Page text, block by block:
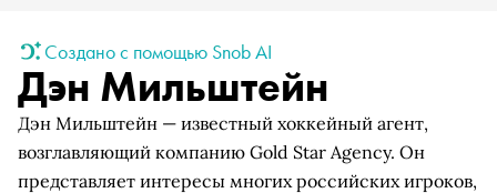
Создано с помощью Snob AI
Дэн Мильштейн
Дэн Мильштейн — известный хоккейный агент,
возглавляющий компанию Gold Star Agency. Он
представляет интересы многих российских игроков,